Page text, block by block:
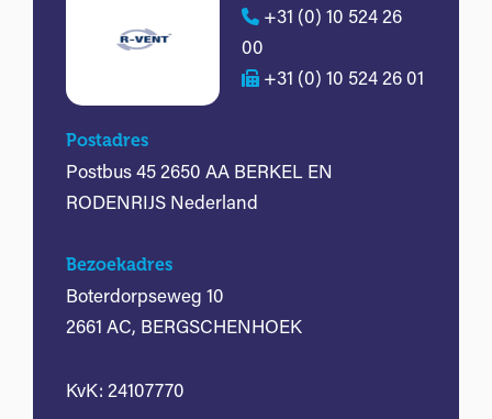
+31 (0) 10 524 26
00
+31 (0) 10 524 26 01
Postadres
Postbus 45 2650 AA BERKEL EN
RODENRIJS Nederland
Bezoekadres
Boterdorpseweg 10
2661 AC, BERGSCHENHOEK
KvK: 24107770